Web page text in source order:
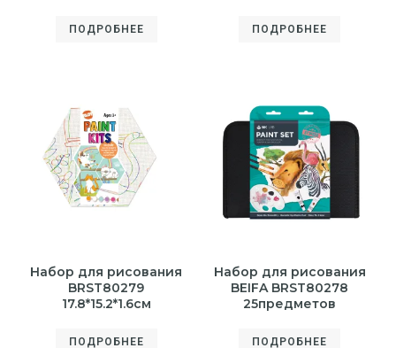
ПОДРОБНЕЕ ПОДРОБНЕЕ
Набор для рисования
BRST80279
17.8*15.2*1.6см
ПОДРОБНЕЕ
Набор для рисования
BEIFA BRST80278
25предметов
ПОДРОБНЕЕ